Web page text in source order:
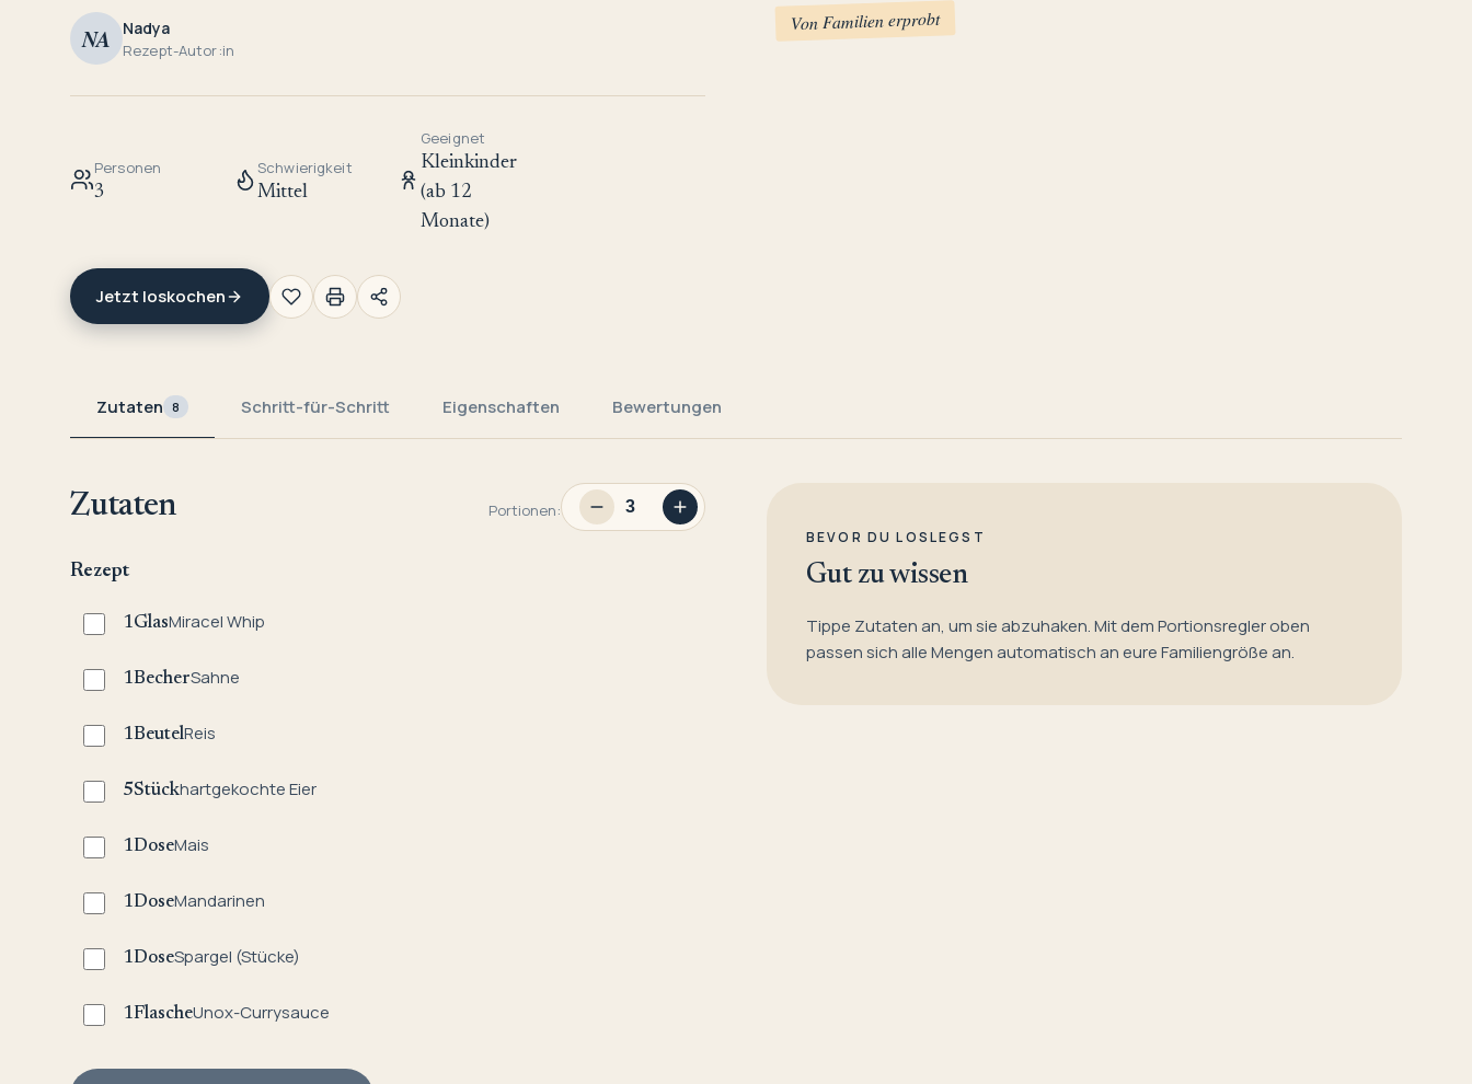
NA Nadya
Rezept-Autor:in
Personen
3
Schwierigkeit
Mittel
Geeignet
Kleinkinder
(ab 12
Monate)
Jetzt loskochen
Von Familien erprobt
Zutaten 8 Schritt-für-Schritt Eigenschaften Bewertungen
Zutaten Portionen:
Rezept
1GlasMiracel Whip
1BecherSahne
1BeutelReis
5Stückhartgekochte Eier
1DoseMais
1DoseMandarinen
1DoseSpargel (Stücke)
1FlascheUnox-Currysauce
BEVOR DU LOSLEGST
Gut zu wissen
Tippe Zutaten an, um sie abzuhaken. Mit dem Portionsregler oben
passen sich alle Mengen automatisch an eure Familiengröße an.